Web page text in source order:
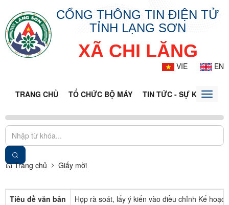
CỔNG THÔNG TIN ĐIỆN TỬ
TỈNH LẠNG SƠN
XÃ CHI LĂNG
VIE EN
TRANG CHỦ TỔ CHỨC BỘ MÁY TIN TỨC - SỰ KIỆNToggle
Trang chủ Giấy mời
Tiêu đề văn bản
Họp rà soát, lấy ý kiến vào điều chỉnh Kế